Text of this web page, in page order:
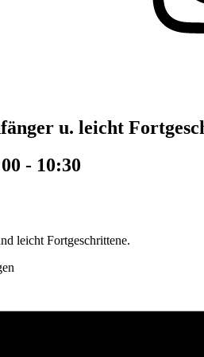
u. leicht
- 10:30
leicht Fortgeschrittene.